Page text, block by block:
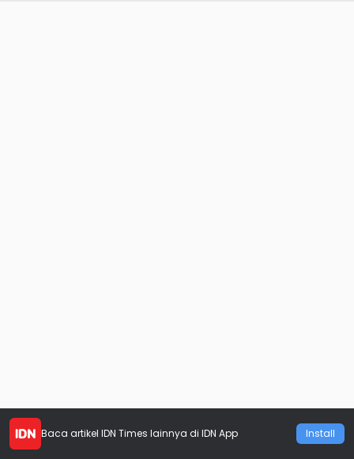
Baca artikel IDN Times lainnya di IDN App Install